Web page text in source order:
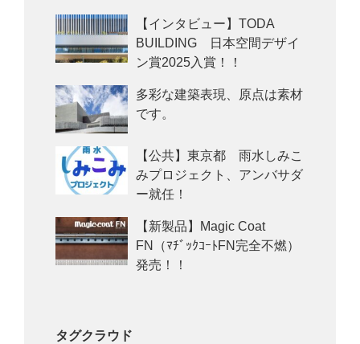
【インタビュー】TODA
BUILDING 日本空間デザイ
ン賞2025入賞！！
多彩な建築表現、原点は素材
です。
【公共】東京都 雨水しみこ
みプロジェクト、アンバサダ
ー就任！
【新製品】Magic Coat
FN（ﾏﾁﾞｯｸｺｰﾄFN完全不燃）
発売！！
タグクラウド